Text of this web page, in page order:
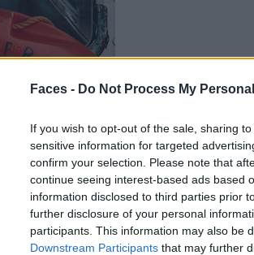
Faces - Do Not Process My
If you wish to opt-out of the sale, sharing
sensitive information for targeted
confirm your selection. Please note that
continue seeing interest-based ads based
information disclosed to third parties prior
further disclosure of your personal
participants. This information may also be
Downstream Participants that may further